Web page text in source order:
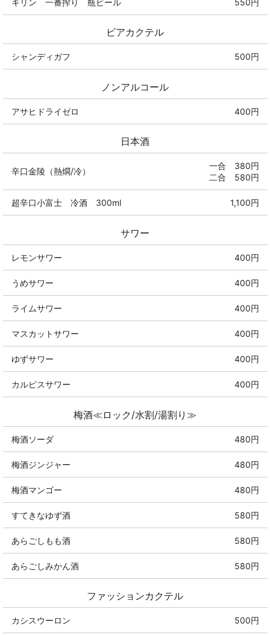
ビアカクテル
シャンディガフ 500円
ノンアルコール
アサヒドライゼロ 400円
日本酒
辛口金陵（熱燗/冷）
一合 380円
二合 580円
超辛口小富士 冷酒 300ml 1,100円
サワー
レモンサワー 400円
うめサワー 400円
ライムサワー 400円
マスカットサワー 400円
ゆずサワー 400円
カルピスサワー 400円
梅酒≪ロック/水割/湯割り≫
梅酒ソーダ 480円
梅酒ジンジャー 480円
梅酒マンゴー 480円
すてきなゆず酒 580円
あらごしもも酒 580円
あらごしみかん酒 580円
ファッションカクテル
カシスウーロン 500円